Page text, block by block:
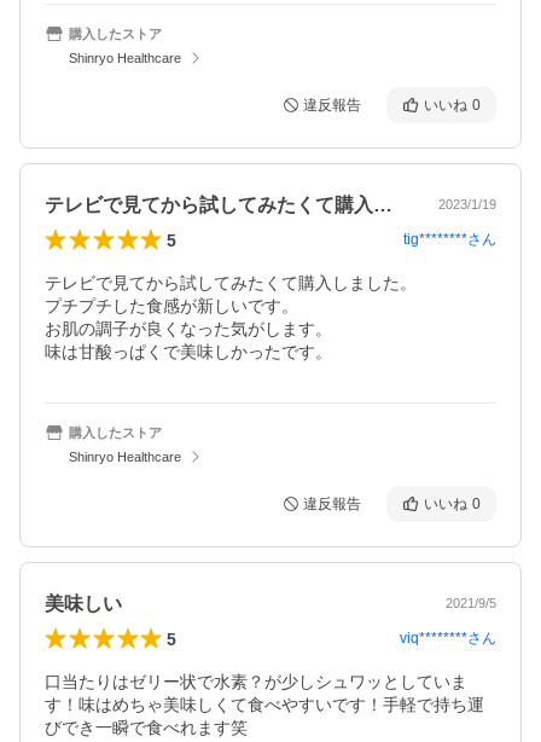
購入したストア
Shinryo Healthcare
違反報告 いいね 0
テレビで見てから試してみたくて購入しま… 2023/1/19
5 tig********さん
テレビで見てから試してみたくて購入しました。
プチプチした食感が新しいです。
お肌の調子が良くなった気がします。
味は甘酸っぱくで美味しかったです。
購入したストア
Shinryo Healthcare
違反報告 いいね 0
美味しい 2021/9/5
5 viq********さん
口当たりはゼリー状で水素？が少しシュワッとしていま
す！味はめちゃ美味しくて食べやすいです！手軽で持ち運
びでき一瞬で食べれます笑